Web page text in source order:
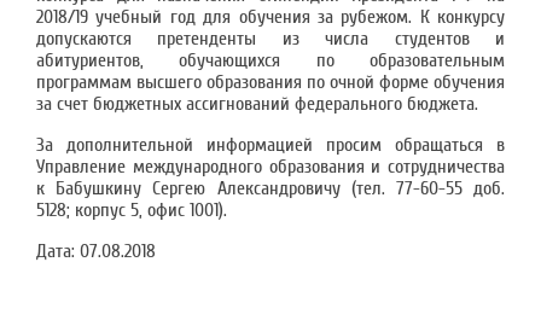
2018/19 учебный год для обучения за рубежом. К конкурсу
допускаются претенденты из числа студентов и
абитуриентов, обучающихся по образовательным
программам высшего образования по очной форме обучения
за счет бюджетных ассигнований федерального бюджета.
За дополнительной информацией просим обращаться в
Управление международного образования и сотрудничества
к Бабушкину Сергею Александровичу (тел. 77-60-55 доб.
5128; корпус 5, офис 1001).
Дата: 07.08.2018